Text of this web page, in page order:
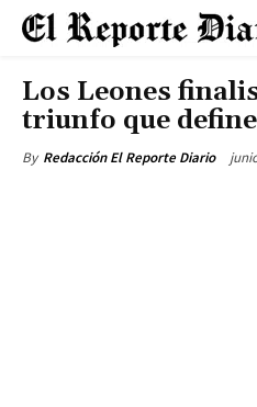
Los Leones
triunfo que
By Redacción El Reporte Diario